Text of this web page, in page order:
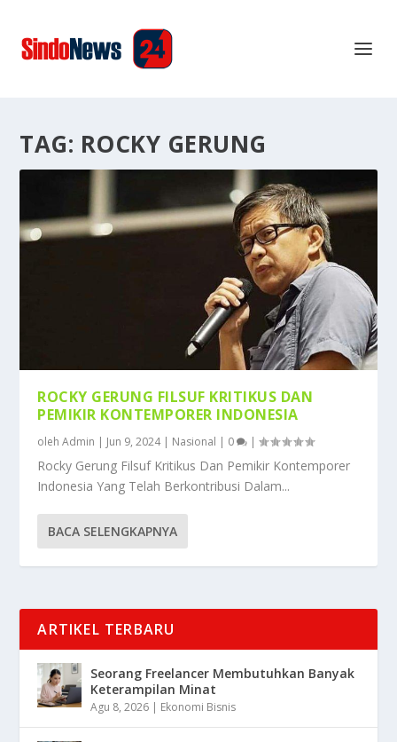
TAG: ROCKY GERUNG
ROCKY GERUNG FILSUF KRITIKUS DAN
PEMIKIR KONTEMPORER INDONESIA
olehAdmin | Jun 9, 2024| Nasional | 0 |
Rocky Gerung Filsuf Kritikus Dan Pemikir Kontemporer
Indonesia Yang Telah Berkontribusi Dalam...
BACA SELENGKAPNYA
ARTIKEL TERBARU
Seorang Freelancer Membutuhkan Banyak
Keterampilan Minat
Agu 8, 2026 | Ekonomi Bisnis